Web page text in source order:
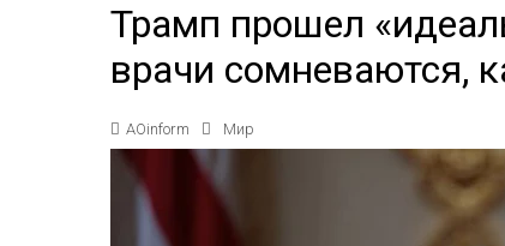
Трамп прошел
врачи сомневаются,
AOinform Мир